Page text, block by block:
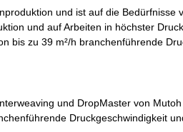
und ist auf die Bedürfnisse
und auf Arbeiten in höchster
bis zu 39 m²/h branchenführende
und DropMaster von
Druckgeschwindigkeit